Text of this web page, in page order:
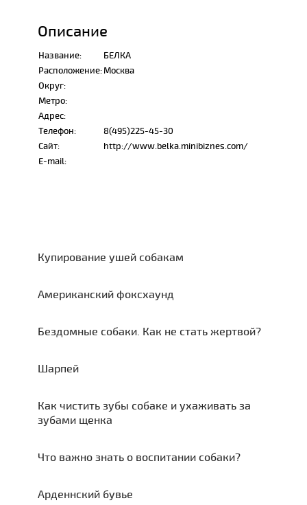
Описание
Название:
БЕЛКА
Расположение:Москва
Округ:
Метро:
Адрес:
Телефон:
8(495)225-45-30
Сайт:
http://www.belka.minibiznes.com/
E-mail:
Купирование ушей собакам
Американский фоксхаунд
Бездомные собаки. Как не стать жертвой?
Шарпей
Как чистить зубы собаке и ухаживать за
зубами щенка
Что важно знать о воспитании собаки?
Арденнский бувье